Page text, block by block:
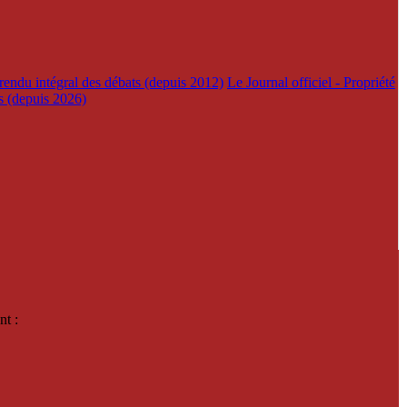
intégral des débats (depuis 2012) Le Journal officiel - Propriété
(depuis 2026)
: